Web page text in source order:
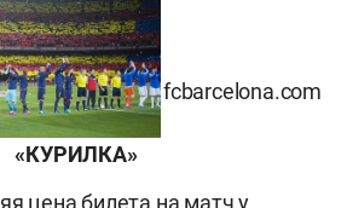
fcbarcelona.com
«КУРИЛКА»
цена билета на матч у